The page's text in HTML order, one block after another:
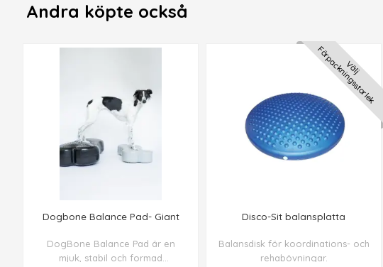
Andra köpte också
Dogbone Balance Pad- Giant
DogBone Balance Pad är en
mjuk, stabil och formad
Välj
Förpackningsstorlek
Disco-Sit balansplatta
Balansdisk för koordinations- och
rehabövningar.